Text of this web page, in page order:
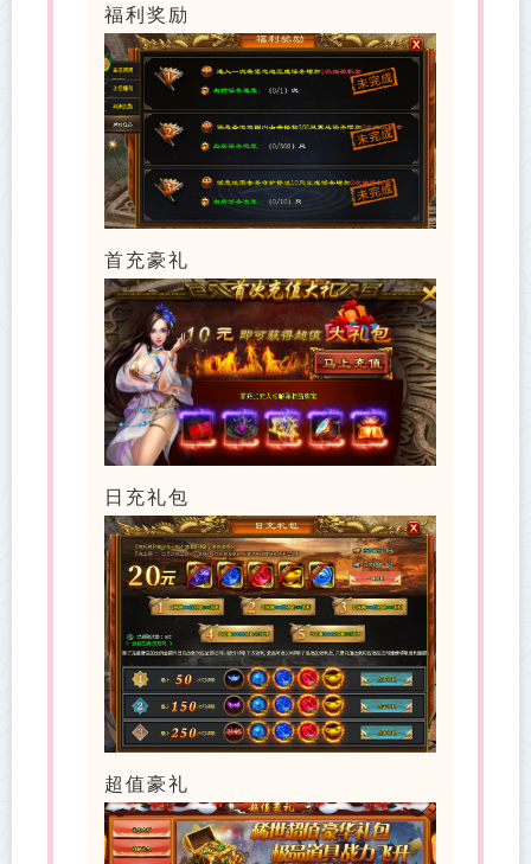
福利奖励
首充豪礼
日充礼包
超值豪礼